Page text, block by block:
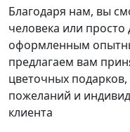
Благодаря нам, вы
человека или
оформленным
предлагаем вам
цветочных
пожеланий и
клиента